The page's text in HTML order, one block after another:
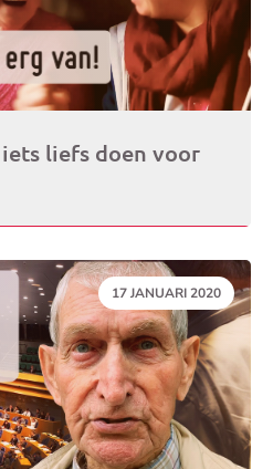
liefs doen voor
DATUM:
17 JANUARI 2020